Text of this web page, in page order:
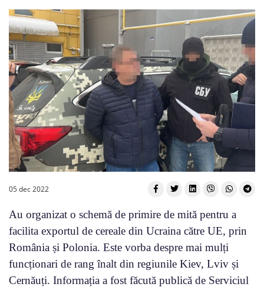
05 dec 2022
Au organizat o schemă de primire de mită pentru a
facilita exportul de cereale din Ucraina către UE, prin
România și Polonia. Este vorba despre mai mulți
funcționari de rang înalt din regiunile Kiev, Lviv și
Cernăuți. Informația a fost făcută publică de Serviciul